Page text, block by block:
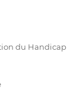
du Handicap